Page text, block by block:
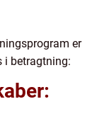
er
i betragtning: